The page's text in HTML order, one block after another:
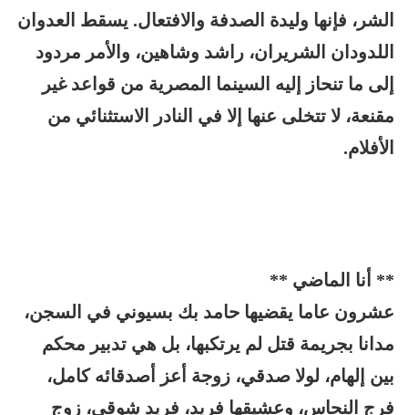
الشر، فإنها وليدة الصدفة والافتعال. يسقط العدوان
اللدودان الشريران، راشد وشاهين، والأمر مردود
إلى ما تنحاز إليه السينما المصرية من قواعد غير
مقنعة، لا تتخلى عنها إلا في النادر الاستثنائي من
الأفلام.
** أنا الماضي **
عشرون عاما يقضيها حامد بك بسيوني في السجن،
مدانا بجريمة قتل لم يرتكبها، بل هي تدبير محكم
بين إلهام، لولا صدقي، زوجة أعز أصدقائه كامل،
فرج النحاس، وعشيقها فريد، فريد شوقي، زوج